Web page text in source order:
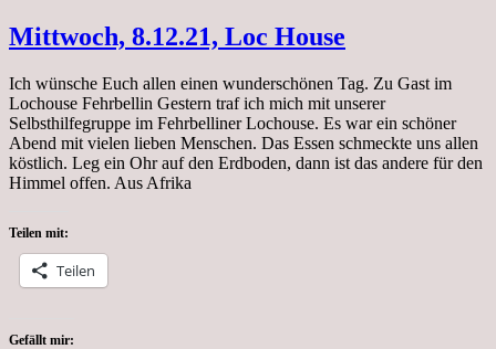
Mittwoch, 8.12.21, Loc House
Ich wünsche Euch allen einen wunderschönen Tag. Zu Gast im
Lochouse Fehrbellin Gestern traf ich mich mit unserer
Selbsthilfegruppe im Fehrbelliner Lochouse. Es war ein schöner
Abend mit vielen lieben Menschen. Das Essen schmeckte uns allen
köstlich. Leg ein Ohr auf den Erdboden, dann ist das andere für den
Himmel offen. Aus Afrika
Teilen mit:
Teilen
Gefällt mir: